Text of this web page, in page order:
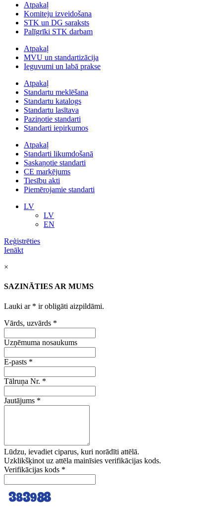
Atpakaļ
Komiteju izveidošana
STK un DG saraksts
Palīgrīki STK darbam
Atpakaļ
MVU un standartizācija
Ieguvumi un labā prakse
Atpakaļ
Standartu meklēšana
Standartu katalogs
Standartu lasītava
Paziņotie standarti
Standarti iepirkumos
Atpakaļ
Standarti likumdošanā
Saskaņotie standarti
CE marķējums
Tiesību akti
Piemērojamie standarti
LV
LV
EN
Reģistrēties
Ienākt
×
SAZINĀTIES AR MUMS
Lauki ar * ir obligāti aizpildāmi.
Vārds, uzvārds *
Uzņēmuma nosaukums
E-pasts *
Tālruņa Nr. *
Jautājums *
Lūdzu, ievadiet ciparus, kuri norādīti attēlā.
Uzklikšķinot uz attēla mainīsies verifikācijas kods.
Verifikācijas kods *